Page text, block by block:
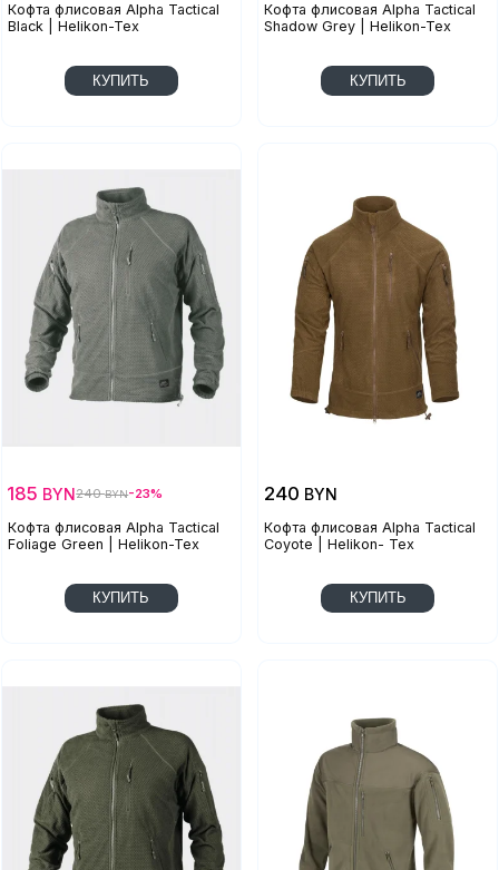
Кофта флисовая Alpha Tactical
Black | Helikon-Tex
КУПИТЬ
Кофта флисовая Alpha Tactical
Shadow Grey | Helikon-Tex
КУПИТЬ
Кофта флисовая Alpha Tactical
Foliage Green | Helikon-Tex
185 BYN240BYN-23%
КУПИТЬ
Кофта флисовая Alpha Tactical
Coyote | Helikon- Tex
240 BYN
КУПИТЬ